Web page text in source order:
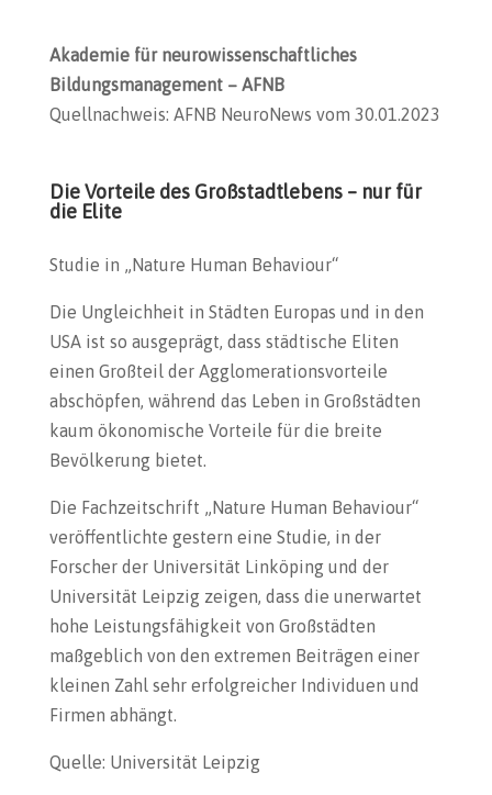
Akademie für neurowissenschaftliches
Bildungsmanagement – AFNB
Quellnachweis: AFNB NeuroNews vom 30.01.2023
Die Vorteile des Großstadtlebens – nur für
die Elite
Studie in „Nature Human Behaviour“
Die Ungleichheit in Städten Europas und in den
USA ist so ausgeprägt, dass städtische Eliten
einen Großteil der Agglomerationsvorteile
abschöpfen, während das Leben in Großstädten
kaum ökonomische Vorteile für die breite
Bevölkerung bietet.
Die Fachzeitschrift „Nature Human Behaviour“
veröffentlichte gestern eine Studie, in der
Forscher der Universität Linköping und der
Universität Leipzig zeigen, dass die unerwartet
hohe Leistungsfähigkeit von Großstädten
maßgeblich von den extremen Beiträgen einer
kleinen Zahl sehr erfolgreicher Individuen und
Firmen abhängt.
Quelle: Universität Leipzig